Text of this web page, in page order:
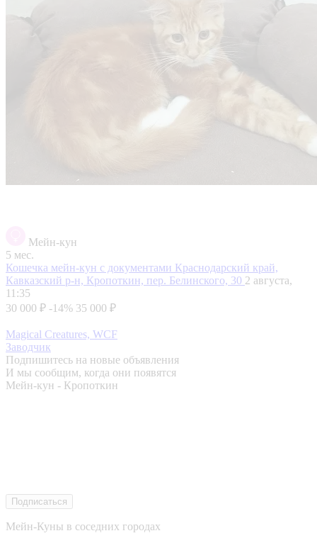
Мейн-кун
5 мес.
Кошечка мейн-кун с документами Краснодарский край,
Кавказский р-н, Кропоткин, пер. Белинского, 30 2 августа,
11:35
30 000 ₽ -14% 35 000 ₽
Magical Creatures, WCF
Заводчик
Подпишитесь на новые объявления
И мы сообщим, когда они появятся
Мейн-кун - Кропоткин
Подписаться
Мейн-Куны в соседних городах